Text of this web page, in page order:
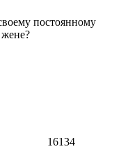
постоянному
16134